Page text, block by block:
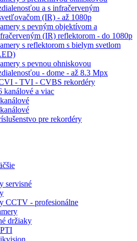
a s infračerveným
(IR) - až 1080p
s pevným objektívom a
(IR) reflektorom - do 1080p
s reflektorom s bielym svetlom
s pevnou ohniskovou
- dome - až 8.3 Mpx
- TVI - CVBS rekordéry
kanálové a viac
pre rekordéry
servisné
CCTV - profesionálne
držiaky